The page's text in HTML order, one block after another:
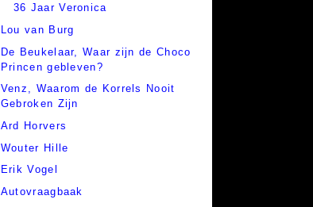
36 Jaar Veronica
Lou van Burg
De Beukelaar,Waar zijn de Choco
Princen gebleven?
Venz, Waarom de Korrels Nooit
Gebroken Zijn
Ard Horvers
Wouter Hille
Erik Vogel
Autovraagbaak